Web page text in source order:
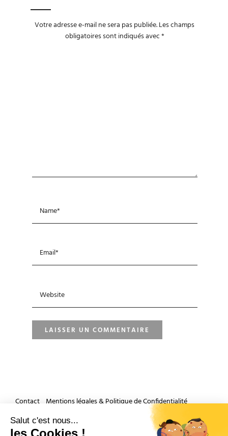
Salut c'est nous...
les Cookies !
Votre adresse e-mail ne sera pas publiée.Les champs
obligatoires sont indiqués avec*
Contact Mentions légales & Politique de Confidentialité